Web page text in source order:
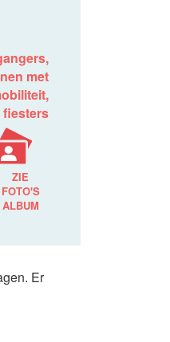
met
fiesters
ZIE
FOTO'S
ALBUM
Er